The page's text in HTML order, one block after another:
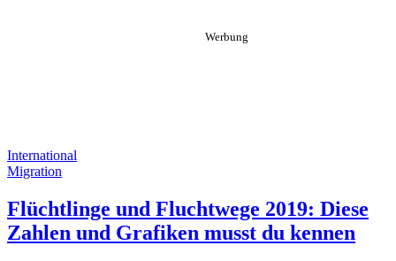
International
Migration
Flüchtlinge und Fluchtwege 2019: Diese
Zahlen und Grafiken musst du kennen